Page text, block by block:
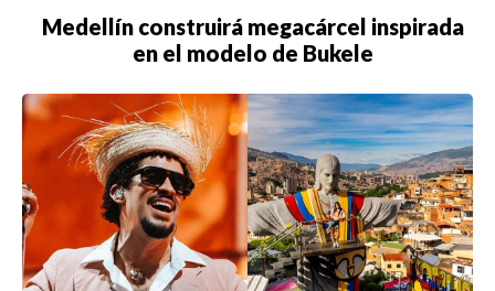
Medellín construirá megacárcel inspirada
en el modelo de Bukele